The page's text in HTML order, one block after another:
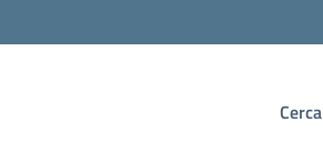
Cerca